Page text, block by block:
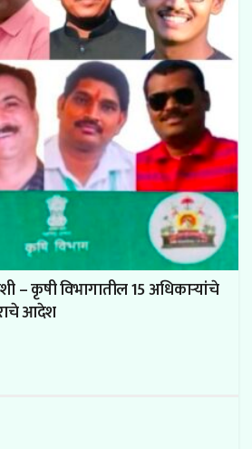
– कृषी विभागातील 15 अधिकाऱ्यांचे
आदेश